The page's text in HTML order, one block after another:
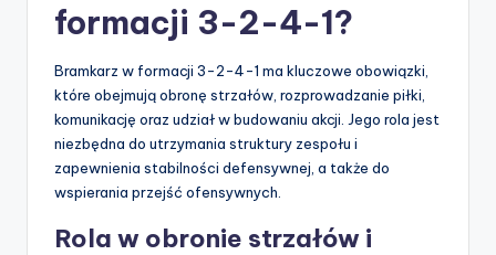
formacji 3-2-4-1?
Bramkarz w formacji 3-2-4-1 ma kluczowe obowiązki,
które obejmują obronę strzałów, rozprowadzanie piłki,
komunikację oraz udział w budowaniu akcji. Jego rola jest
niezbędna do utrzymania struktury zespołu i
zapewnienia stabilności defensywnej, a także do
wspierania przejść ofensywnych.
Rola w obronie strzałów i